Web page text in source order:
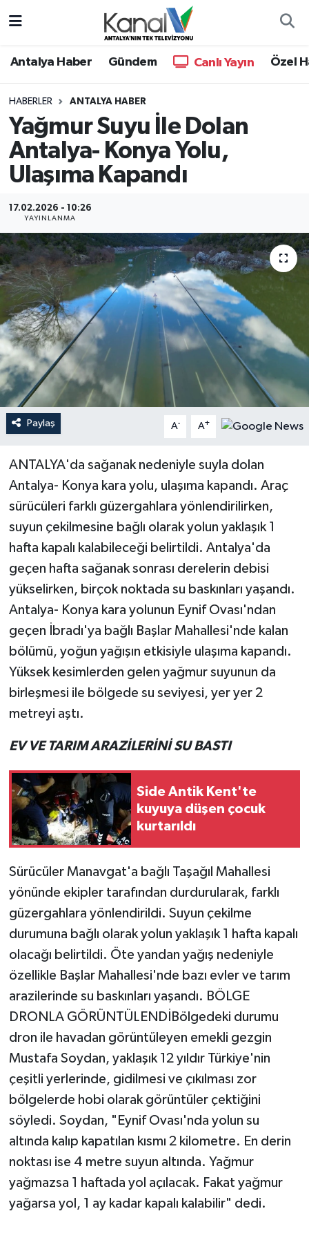
Antalya Haber Gündem Canlı Yayın Özel
HABERLER ANTALYA HABER
Yağmur Suyu İle Dolan
Antalya- Konya Yolu,
Ulaşıma Kapandı
17.02.2026 - 10:26
YAYINLANMA
Paylaş A- A+
ANTALYA'da sağanak nedeniyle suyla dolan
Antalya- Konya kara yolu, ulaşıma kapandı. Araç
sürücüleri farklı güzergahlara yönlendirilirken,
suyun çekilmesine bağlı olarak yolun yaklaşık 1
hafta kapalı kalabileceği belirtildi. Antalya'da
geçen hafta sağanak sonrası derelerin debisi
yükselirken, birçok noktada su baskınları yaşandı.
Antalya- Konya kara yolunun Eynif Ovası'ndan
geçen İbradı'ya bağlı Başlar Mahallesi'nde kalan
bölümü, yoğun yağışın etkisiyle ulaşıma kapandı.
Yüksek kesimlerden gelen yağmur suyunun da
birleşmesi ile bölgede su seviyesi, yer yer 2
metreyi aştı.
EV VE TARIM ARAZİLERİNİ SU BASTI
Side Antik Kent'te
kuyuya düşen çocuk
kurtarıldı
Sürücüler Manavgat'a bağlı Taşağıl Mahallesi
yönünde ekipler tarafından durdurularak, farklı
güzergahlara yönlendirildi. Suyun çekilme
durumuna bağlı olarak yolun yaklaşık 1 hafta kapalı
olacağı belirtildi. Öte yandan yağış nedeniyle
özellikle Başlar Mahallesi'nde bazı evler ve tarım
arazilerinde su baskınları yaşandı. BÖLGE
DRONLA GÖRÜNTÜLENDİBölgedeki durumu
dron ile havadan görüntüleyen emekli gezgin
Mustafa Soydan, yaklaşık 12 yıldır Türkiye'nin
çeşitli yerlerinde, gidilmesi ve çıkılması zor
bölgelerde hobi olarak görüntüler çektiğini
söyledi. Soydan, "Eynif Ovası'nda yolun su
altında kalıp kapatılan kısmı 2 kilometre. En derin
noktası ise 4 metre suyun altında. Yağmur
yağmazsa 1 haftada yol açılacak. Fakat yağmur
yağarsa yol, 1 ay kadar kapalı kalabilir" dedi.
Antalya Haber
Dünya
Eğitim
Günün Manşetleri
Haber Kuşakları
Haberler
KANALV Spor
Kültür Sanat
Öğle Bülteni
Sağlık
Siyaset
Spor
Teknoloji
Televizyon
Turizm
Hava Durumu
Trafik Durumu
Süper Lig Puan Durumu ve Fikstür
Haber Arşivi